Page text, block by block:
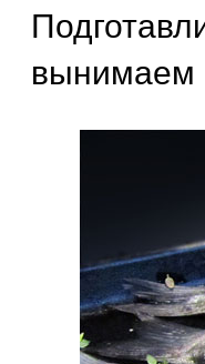
вынимаем